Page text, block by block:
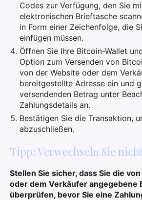
Codes zur Verfügung, den Sie
elektronischen Brieftasche
in Form einer Zeichenfolge, die
einfügen müssen.
Öffnen Sie Ihre Bitcoin-Wallet
Option zum Versenden von
von der Website oder dem
bereitgestellte Adresse ein und
versendenden Betrag unter
Zahlungsdetails an.
Bestätigen Sie die Transaktion,
abzuschließen.
Tipp: Verwechseln Sie
Stellen Sie sicher, dass Sie die
oder dem Verkäufer angegebene
überprüfen, bevor Sie eine